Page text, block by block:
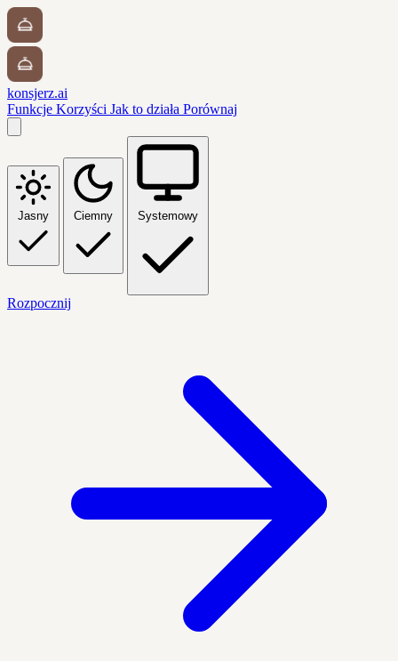
konsjerz.ai
Funkcje Korzyści Jak to działa Porównaj
Jasny Ciemny Systemowy
Rozpocznij